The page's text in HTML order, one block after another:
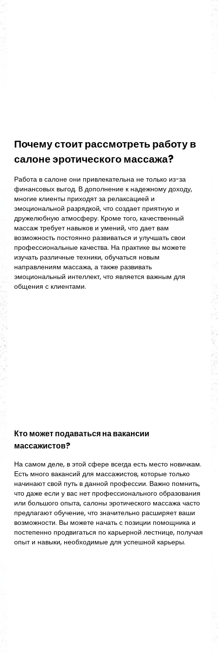
Почему стоит рассмотреть работу в
салоне эротического массажа?
Работа в салоне они привлекательна не только из-за
финансовых выгод. В дополнение к надежному доходу,
многие клиенты приходят за релаксацией и
эмоциональной разрядкой, что создает приятную и
дружелюбную атмосферу. Кроме того, качественный
массаж требует навыков и умений, что дает вам
возможность постоянно развиваться и улучшать свои
профессиональные качества. На практике вы можете
изучать различные техники, обучаться новым
направлениям массажа, а также развивать
эмоциональный интеллект, что является важным для
общения с клиентами.
Кто может подаваться на вакансии
массажистов?
На самом деле, в этой сфере всегда есть место новичкам.
Есть много вакансий для массажистов, которые только
начинают свой путь в данной профессии. Важно помнить,
что даже если у вас нет профессионального образования
или большого опыта, салоны эротического массажа часто
предлагают обучение, что значительно расширяет ваши
возможности. Вы можете начать с позиции помощника и
постепенно продвигаться по карьерной лестнице, получая
опыт и навыки, необходимые для успешной карьеры.